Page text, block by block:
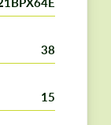
38
15